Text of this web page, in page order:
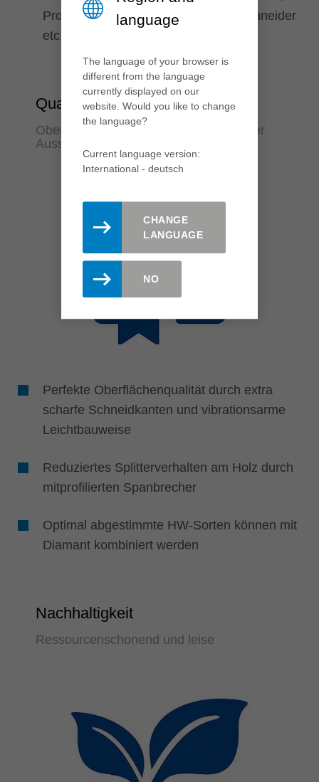
Profilschneiden, Kantenrunder, Vorschneider
etc.
Qualität
Oberflächen in Finishqualität für weniger
Ausschuss und Nacharbeit
Perfekte Oberflächenqualität durch extra
scharfe Schneidkanten und vibrationsarme
Leichtbauweise
Reduziertes Splitterverhalten am Holz durch
mitprofilierten Spanbrecher
Optimal abgestimmte HW-Sorten können mit
Diamant kombiniert werden
Nachhaltigkeit
Ressourcenschonend und leise
language
The language of your browser is
different from the language
currently displayed on our
website. Would you like to change
the language?
Current language version:
International - deutsch
CHANGE
LANGUAGE
NO